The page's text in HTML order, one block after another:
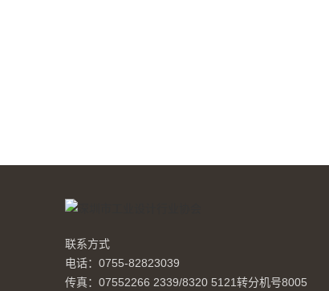
联系方式
电话：0755-82823039
传真：07552266 2339/8320 5121转分机号8005